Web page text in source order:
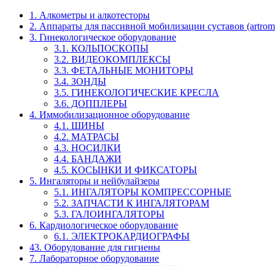
1. Алкометры и алкотесторы
2. Аппараты для пассивной мобилизации суставов
3. Гинекологическое оборудование
3.1. КОЛЬПОСКОПЫ
3.2. ВИДЕОКОМПЛЕКСЫ
3.3. ФЕТАЛЬНЫЕ МОНИТОРЫ
3.4. ЗОНДЫ
3.5. ГИНЕКОЛОГИЧЕСКИЕ КРЕСЛА
3.6. ДОППЛЕРЫ
4. Иммобилизационное оборудование
4.1. ШИНЫ
4.2. МАТРАСЫ
4.3. НОСИЛКИ
4.4. БАНДАЖИ
4.5. КОСЫНКИ И ФИКСАТОРЫ
5. Ингаляторы и нейбулайзеры
5.1. ИНГАЛЯТОРЫ КОМПРЕССОРНЫЕ
5.2. ЗАПЧАСТИ К ИНГАЛЯТОРАМ
5.3. ГАЛОИНГАЛЯТОРЫ
6. Кардиологическое оборудование
6.1. ЭЛЕКТРОКАРДИОГРАФЫ
43. Оборудование для гигиены
7. Лабораторное оборудование